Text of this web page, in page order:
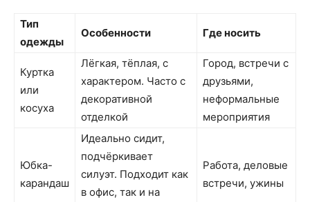
Тип
одежды
Особенности Где носить
Куртка
или
косуха
Лёгкая, тёплая, с
характером. Часто с
декоративной
отделкой
Город, встречи с
друзьями,
неформальные
мероприятия
Юбка-
карандаш
Идеально сидит,
подчёркивает
силуэт. Подходит как
в офис, так и на
Работа, деловые
встречи, ужины